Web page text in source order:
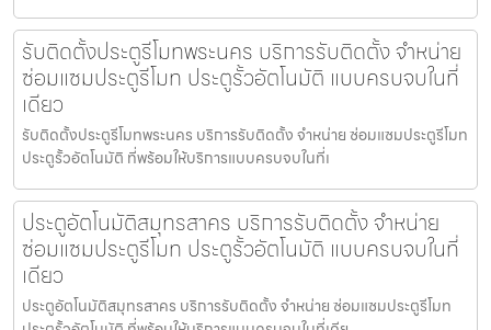
รับติดตั้งประตูรีโมทพระนคร บริการรับติดตั้ง จำหน่าย
ซ่อมแซมประตูรีโมท ประตูรั้วอัตโนมัติ แบบครบจบในที่
เดียว
รับติดตั้งประตูรีโมทพระนคร บริการรับติดตั้ง จำหน่าย ซ่อมแซมประตูรีโมท
ประตูรั้วอัตโนมัติ ที่พร้อมให้บริการแบบครบจบในที่เ
ประตูอัตโนมัติสมุทรสาคร บริการรับติดตั้ง จำหน่าย
ซ่อมแซมประตูรีโมท ประตูรั้วอัตโนมัติ แบบครบจบในที่
เดียว
ประตูอัตโนมัติสมุทรสาคร บริการรับติดตั้ง จำหน่าย ซ่อมแซมประตูรีโมท